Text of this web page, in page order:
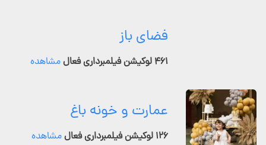
فضای باز
۴۶۱ لوکیشن فیلمبرداری فعال مشاهده
عمارت و خونه باغ
۱۲۶ لوکیشن فیلمبرداری فعال مشاهده